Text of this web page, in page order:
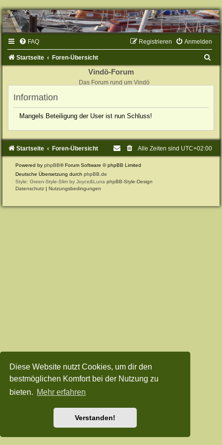
Diese Website nutzt Cookies, um dir den
bestmöglichen Komfort bei der Nutzung zu
bieten. Mehr erfahren
Verstanden!
FAQ Anmelden
Registrieren
Startseite Foren-Übersicht
Vindö-Forum
Das Forum rund um Vindö
Information
Mangels Beteiligung der User ist nun Schluss!
Startseite Foren-Übersicht Alle Zeiten sind UTC+02:00
Powered by phpBB® Forum Software © phpBB Limited
Deutsche Übersetzung durch phpBB.de
Style: Green-Style-Slim by Joyce&Luna phpBB-Style-Design
Datenschutz | Nutzungsbedingungen